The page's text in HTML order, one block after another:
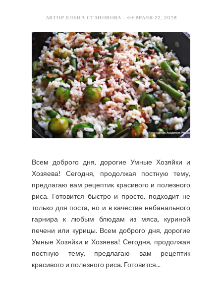
АВТОР ЕЛЕНА СТАНОВОВА - ФЕВРАЛЯ 22, 2018
Всем доброго дня, дорогие Умные Хозяйки и
Хозяева! Сегодня, продолжая постную тему,
предлагаю вам рецептик красивого и полезного
риса. Готовится быстро и просто, подходит не
только для поста, но и в качестве небанального
гарнира к любым блюдам из мяса, куриной
печени или курицы. Всем доброго дня, дорогие
Умные Хозяйки и Хозяева! Сегодня, продолжая
постную тему, предлагаю вам рецептик
красивого и полезного риса. Готовится...